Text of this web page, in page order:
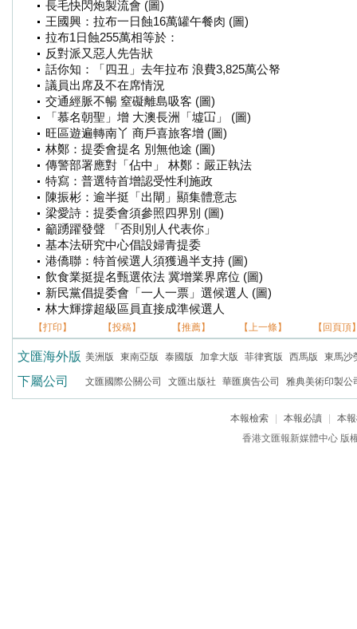
長毛快閃炮製流會 (圖)
王國興：拉布一日蝕16萬罐午餐肉 (圖)
拉布1日蝕255萬相等於：
反對派又惡人先告狀
話你知：「四丑」去年拉布 浪費3,825萬公帑
議員出席及不在席情況
交通經脈不暢 窒礙離島吸客 (圖)
「慕名朝聖」增 大澳長洲「墟冚」 (圖)
旺區遊遍轉南丫 商戶喜旅客增 (圖)
林鄭：提委會提名 別無他途 (圖)
傳警部署應對「佔中」 林鄭：嚴正執法
特寫：普選特首增認受性利施政
陳振彬：逾半挺「出閘」顯集體意志
梁愛詩：提委會須參照四界別 (圖)
籲踴躍發聲 「否則別人代表你」
基本法研究中心倡設婦青提委
港僑聯：特首候選人須獲過半支持 (圖)
飲食業挺提名甄選依法 冀增業界席位 (圖)
新民黨倡提委會「一人一票」選候選人 (圖)
林大輝撐超級區員直接成準候選人
【打印】 【投稿】 【推薦】 【上一條】 【回頁頂
文匯海外版 美洲版 東南亞版 泰國版 加拿大版 菲律賓版 西馬版 東馬沙
下屬公司 文匯國際公關公司 文匯出版社 華匯廣告公司 雅典美術印製公
本報檢索 本報必讀
本
香港文匯報新媒體中心 版